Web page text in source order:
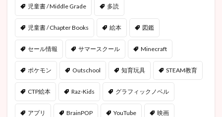
児童書 / Middle Grade 多読
児童書 / Chapter Books 絵本 図鑑
セール情報 サマースクール Minecraft
ポケモン Outschool 知育玩具 STEAM教育
CTP絵本 Raz-Kids グラフィックノベル
アプリ BrainPOP YouTube 映画